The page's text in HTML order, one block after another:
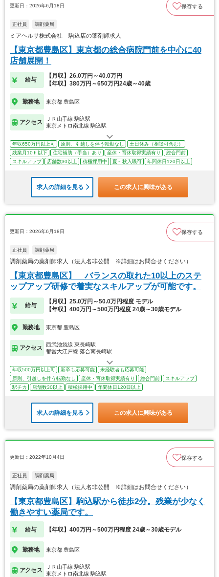
更新日：2026年6月18日 保存する
正社員 調剤薬局
ミアヘルサ株式会社 駒込店の薬剤師求人
【東京都豊島区】東京都の総合病院門前を中心に40
店舗展開！
給与
【月収】26.0万円～40.0万円
【年収】380万円～650万円24歳～40歳
勤務地 東京都 豊島区
アクセス
ＪＲ山手線 駒込駅
東京メトロ南北線 駒込駅
年収650万円以上可 原則、引越しを伴う転勤なし
土日休み（相談可含む）
残業月10ｈ以下
住宅補助（手当）あり 産休・育休取得実績有り
総合門前
スキルアップ
店舗数30以上 積極採用中 夏～秋入職可 年間休日120日以上
求人の詳細を見る この求人に興味がある
更新日：2026年6月18日 保存する
正社員 調剤薬局
調剤薬局の薬剤師求人（法人名非公開 ※詳細はお問合せください）
【東京都豊島区】 バランスの取れた10以上のステ
ップアップ研修で着実なスキルアップが可能です。
給与
【月収】25.0万円～50.0万円程度 モデル
【年収】400万円～500万円程度 24歳～30歳モデル
勤務地 東京都 豊島区
アクセス
西武池袋線 東長崎駅
都営大江戸線 落合南長崎駅
年収500万円以上可 新卒も応募可能
未経験者も応募可能
原則、引越しを伴う転勤なし
産休・育休取得実績有り 総合門前
スキルアップ
駅チカ
店舗数30以上 積極採用中 年間休日120日以上
求人の詳細を見る この求人に興味がある
更新日：2022年10月4日 保存する
正社員 調剤薬局
調剤薬局の薬剤師求人（法人名非公開 ※詳細はお問合せください）
【東京都豊島区】駒込駅から徒歩2分。残業が少なく
働きやすい薬局です。
給与 【年収】400万円～500万円程度 24歳～30歳モデル
勤務地 東京都 豊島区
アクセス
ＪＲ山手線 駒込駅
東京メトロ南北線 駒込駅